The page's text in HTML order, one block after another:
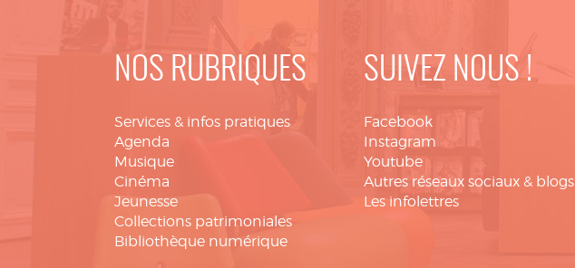
NOS RUBRIQUES
Services & infos pratiques
Agenda
Musique
Cinéma
Jeunesse
Collections patrimoniales
Bibliothèque numérique
SUIVEZ NOUS !
Facebook
Instagram
Youtube
Autres réseaux sociaux & blogs
Les infolettres